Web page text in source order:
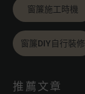
窗簾施工時機
窗簾DIY自行裝修
推薦文章